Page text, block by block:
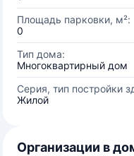
Площадь парковки, м²:
0
Тип дома:
Многоквартирный дом
Серия, тип постройки
Жилой
Организации в